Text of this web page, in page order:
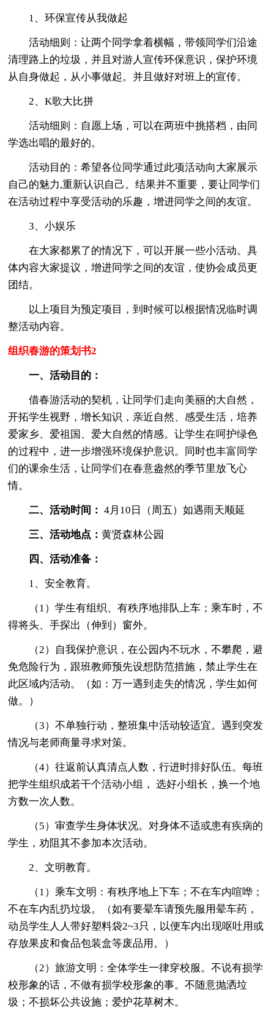
1、环保宣传从我做起
活动细则：让两个同学拿着横幅，带领同学们沿途
清理路上的垃圾，并且对游人宣传环保意识，保护环境
从自身做起，从小事做起。并且做好对班上的宣传。
2、K歌大比拼
活动细则：自愿上场，可以在两班中挑搭档，由同
学选出唱的最好的。
活动目的：希望各位同学通过此项活动向大家展示
自己的魅力,重新认识自己。结果并不重要，要让同学们
在活动过程中享受活动的乐趣，增进同学之间的友谊。
3、小娱乐
在大家都累了的情况下，可以开展一些小活动。具
体内容大家提议，增进同学之间的友谊，使协会成员更
团结。
以上项目为预定项目，到时候可以根据情况临时调
整活动内容。
组织春游的策划书2
一、活动目的：
借春游活动的契机，让同学们走向美丽的大自然，
开拓学生视野，增长知识，亲近自然、感受生活，培养
爱家乡、爱祖国、爱大自然的情感。让学生在呵护绿色
的过程中，进一步增强环境保护意识。同时也丰富同学
们的课余生活，让同学们在春意盎然的季节里放飞心
情。
二、活动时间： 4月10日（周五）如遇雨天顺延
三、活动地点：黄贤森林公园
四、活动准备：
1、安全教育。
（1）学生有组织、有秩序地排队上车；乘车时，不
得将头、手探出（伸到）窗外。
（2）自我保护意识，在公园内不玩水，不攀爬，避
免危险行为，跟班教师预先设想防范措施，禁止学生在
此区域内活动。（如：万一遇到走失的情况，学生如何
做。）
（3）不单独行动，整班集中活动较适宜。遇到突发
情况与老师商量寻求对策。
（4）往返前认真清点人数，行进时排好队伍。每班
把学生组织成若干个活动小组， 选好小组长，换一个地
方数一次人数。
（5）审查学生身体状况。对身体不适或患有疾病的
学生，劝阻其不参加本次活动。
2、文明教育。
（1）乘车文明：有秩序地上下车；不在车内喧哗；
不在车内乱扔垃圾。（如有要晕车请预先服用晕车药，
动员学生人人带好塑料袋2~3只，以便车内出现呕吐用或
存放果皮和食品包装盒等废品用。）
（2）旅游文明：全体学生一律穿校服。不说有损学
校形象的话，不做有损学校形象的事。不随意抛洒垃
圾；不损坏公共设施；爱护花草树木。